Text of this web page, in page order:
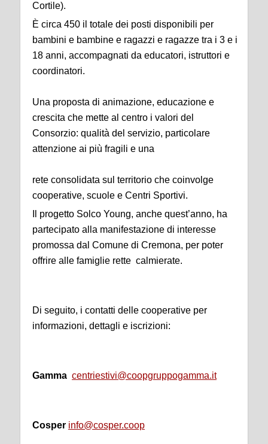
Cortile).
È circa 450 il totale dei posti disponibili per
bambini e bambine e ragazzi e ragazze tra i 3 e i
18 anni, accompagnati da educatori, istruttori e
coordinatori.
Una proposta di animazione, educazione e
crescita che mette al centro i valori del
Consorzio: qualità del servizio, particolare
attenzione ai più fragili e una
rete consolidata sul territorio che coinvolge
cooperative, scuole e Centri Sportivi.
Il progetto Solco Young, anche quest’anno, ha
partecipato alla manifestazione di interesse
promossa dal Comune di Cremona, per poter
offrire alle famiglie rette calmierate.
Di seguito, i contatti delle cooperative per
informazioni, dettagli e iscrizioni:
Gamma centriestivi@coopgruppogamma.it
Cosper info@cosper.coop